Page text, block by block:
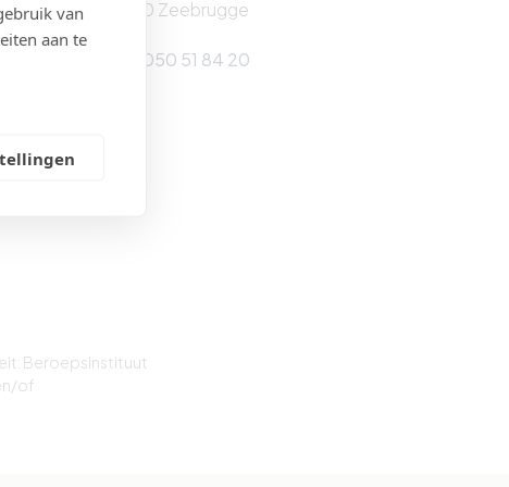
8380 Zeebrugge
Tel: 050 51 84 20
Beroepsinstituut
of
van
aan te